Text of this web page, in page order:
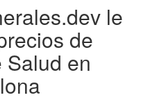
le
de
Salud en